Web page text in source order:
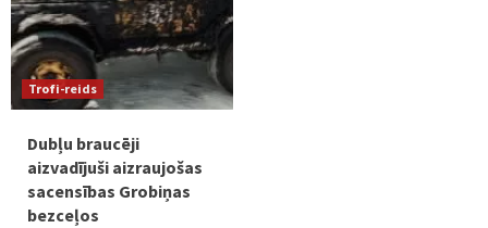
Trofi-reids
Dubļu braucēji
aizvadījuši aizraujošas
sacensības Grobiņas
bezceļos